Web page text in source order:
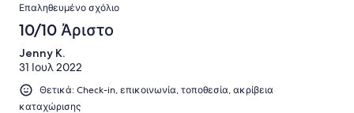
Επαληθευμένο σχόλιο
10/10 Άριστο
Jenny K.
31 Ιουλ 2022
Θετικά: Check-in, επικοινωνία, τοποθεσία, ακρίβεια
καταχώρισης